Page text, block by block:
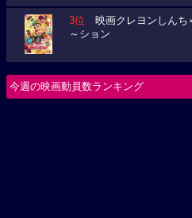
今週の映画動員数ランキング
要チェック！今週の３本